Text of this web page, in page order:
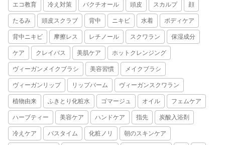
エコ教育 冷え対策 バクチオール 頭皮 スカルプ 顔
たるみ 頭皮スクラブ 背中 ニキビ 水着 ボディケア
背中ニキビ 摩擦レス レチノール スクワラン 保湿成分
ケア クレイバス 美肌ケア ホットクレンジング
ヴィーガンメイクブラシ 美容習慣 メイクブラシ
ヴィーガンリップ リップバーム ヴィーガンスクワラン
植物由来 ふきとり化粧水 ゴマージュ オイル フェムケア
ハーブティー 美容ケア ハンドケア 指先 炭酸入浴剤
冷えケア バスタイム 化粧ノリ 朝のスキンケア